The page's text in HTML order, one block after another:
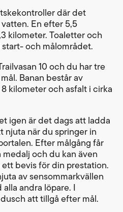
där det
En efter 5,5
kilometer. Toaletter och
och målområdet.
10 och du har tre
Banan består av
kilometer och asfalt i cirka
igen är det dags att ladda
njuta när du springer in
Efter målgång får
och du kan även
bevis för din prestation.
av sensommarkvällen
andra löpare. I
att tillgå efter mål.